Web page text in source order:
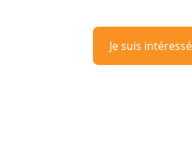
Je suis intéressé